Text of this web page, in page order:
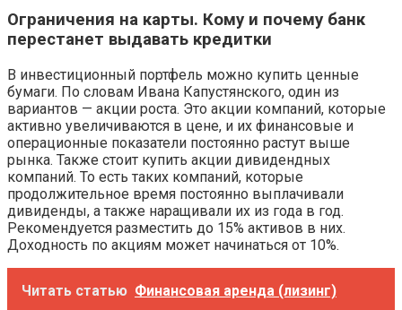
Ограничения на карты. Кому и почему банк
перестанет выдавать кредитки
В инвестиционный портфель можно купить ценные
бумаги. По словам Ивана Капустянского, один из
вариантов — акции роста. Это акции компаний, которые
активно увеличиваются в цене, и их финансовые и
операционные показатели постоянно растут выше
рынка. Также стоит купить акции дивидендных
компаний. То есть таких компаний, которые
продолжительное время постоянно выплачивали
дивиденды, а также наращивали их из года в год.
Рекомендуется разместить до 15% активов в них.
Доходность по акциям может начинаться от 10%.
Читать статью Финансовая аренда (лизинг)